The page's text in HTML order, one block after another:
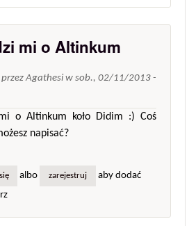
mi o Altinkum
przezAgathesi w sob., 02/11/2013 -
o Altinkum koło Didim :) Coś
napisać?
albo zarejestruj
aby dodać